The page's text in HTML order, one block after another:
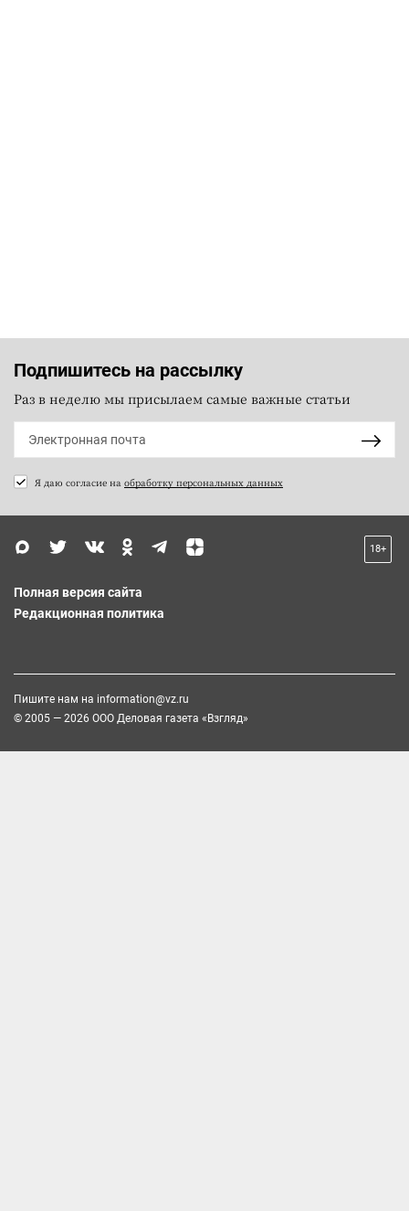
Подпишитесь на рассылку
Раз в неделю мы присылаем самые важные статьи
Я даю согласие на обработку персональных данных
18+
Полная версия сайта
Редакционная политика
Пишите нам на information@vz.ru
© 2005 — 2026 ООО Деловая газета «Взгляд»